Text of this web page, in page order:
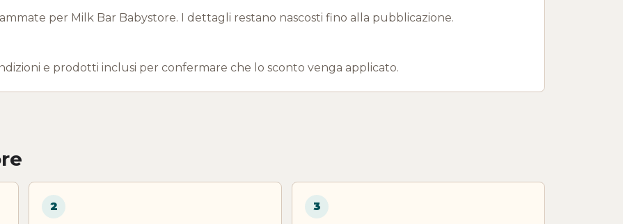
per Milk Bar Babystore. I dettagli restano nascosti fino alla pubblicazione.
e prodotti inclusi per confermare che lo sconto venga applicato.
2 3